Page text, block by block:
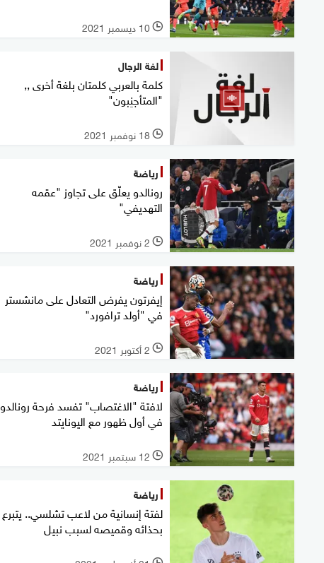
l 10 ديسمبر 2021
لغة الرجال
كلمة بالعربي كلمتان بلغة أخرى ,,
"المتأجنِبون"
l 18 نوفمبر 2021
رياضة
رونالدو يعلّق على تجاوز "عقمه
التهديفي"
l 2 نوفمبر 2021
رياضة
إيفرتون يفرض التعادل على مانشستر
في "أولد ترافورد"
l 2 أكتوبر 2021
رياضة
لافتة "الاغتصاب" تفسد فرحة رونالدو
في أول ظهور مع اليونايتد
l 12 سبتمبر 2021
رياضة
لفتة إنسانية من لاعب تشلسي.. يتبرع
بحذائه وقميصه لسبب نبيل